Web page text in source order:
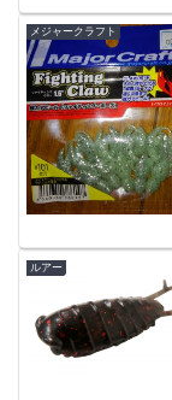
メジャークラフト
ルアー